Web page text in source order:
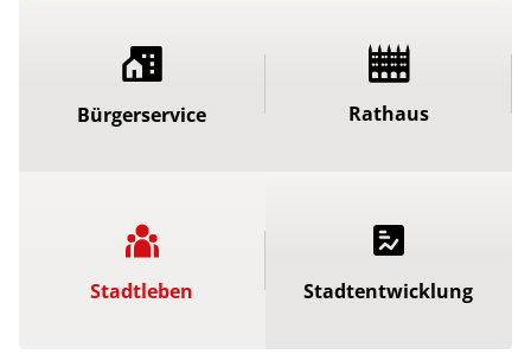
Bürgerservice Rathaus
Stadtleben Stadtentwicklung